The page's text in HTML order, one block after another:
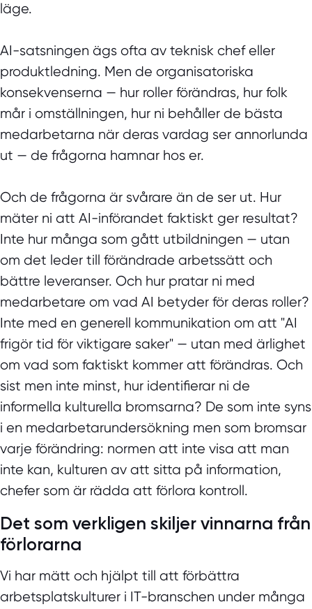
läge.
AI-satsningen ägs ofta av teknisk chef eller
produktledning. Men de organisatoriska
konsekvenserna — hur roller förändras, hur folk
mår i omställningen, hur ni behåller de bästa
medarbetarna när deras vardag ser annorlunda
ut — de frågorna hamnar hos er.
Och de frågorna är svårare än de ser ut. Hur
mäter ni att AI-införandet faktiskt ger resultat?
Inte hur många som gått utbildningen — utan
om det leder till förändrade arbetssätt och
bättre leveranser. Och hur pratar ni med
medarbetare om vad AI betyder för deras roller?
Inte med en generell kommunikation om att "AI
frigör tid för viktigare saker" — utan med ärlighet
om vad som faktiskt kommer att förändras. Och
sist men inte minst, hur identifierar ni de
informella kulturella bromsarna? De som inte syns
i en medarbetarundersökning men som bromsar
varje förändring: normen att inte visa att man
inte kan, kulturen av att sitta på information,
chefer som är rädda att förlora kontroll.
Det som verkligen skiljer vinnarna från
förlorarna
Vi har mätt och hjälpt till att förbättra
arbetsplatskulturer i IT-branschen under många